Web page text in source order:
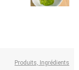
Produits, Ingrédients